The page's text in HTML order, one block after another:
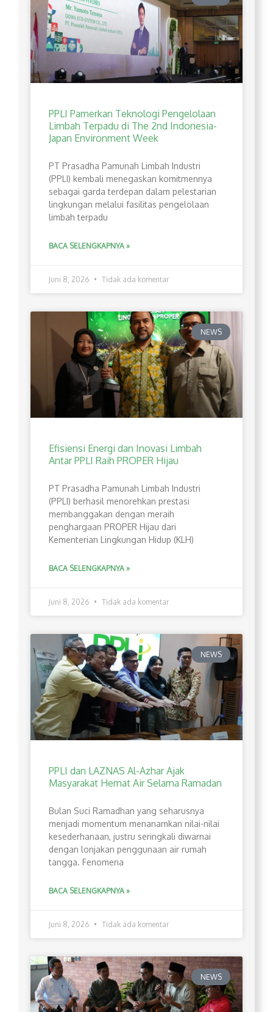
PPLI Pamerkan Teknologi Pengelolaan
Limbah Terpadu di The 2nd Indonesia-
Japan Environment Week
PT Prasadha Pamunah Limbah Industri
(PPLI) kembali menegaskan komitmennya
sebagai garda terdepan dalam pelestarian
lingkungan melalui fasilitas pengelolaan
limbah terpadu
BACA SELENGKAPNYA »
Juni 8, 2026 Tidak ada komentar
NEWS
Efisiensi Energi dan Inovasi Limbah
Antar PPLI Raih PROPER Hijau
PT Prasadha Pamunah Limbah Industri
(PPLI) berhasil menorehkan prestasi
membanggakan dengan meraih
penghargaan PROPER Hijau dari
Kementerian Lingkungan Hidup (KLH)
BACA SELENGKAPNYA »
Juni 8, 2026 Tidak ada komentar
NEWS
PPLI dan LAZNAS Al-Azhar Ajak
Masyarakat Hemat Air Selama Ramadan
Bulan Suci Ramadhan yang seharusnya
menjadi momentum menanamkan nilai-nilai
kesederhanaan, justru seringkali diwarnai
dengan lonjakan penggunaan air rumah
tangga. Fenomena
BACA SELENGKAPNYA »
Juni 8, 2026 Tidak ada komentar
NEWS